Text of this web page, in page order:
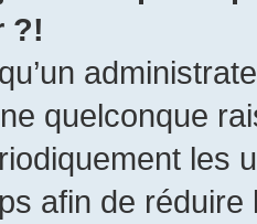
?!
quelconque
les
afin de